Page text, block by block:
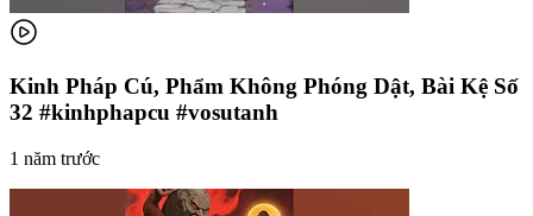
Kinh Pháp Cú, Phẩm Không Phóng Dật, Bài Kệ Số
32 #kinhphapcu #vosutanh
1 năm trước